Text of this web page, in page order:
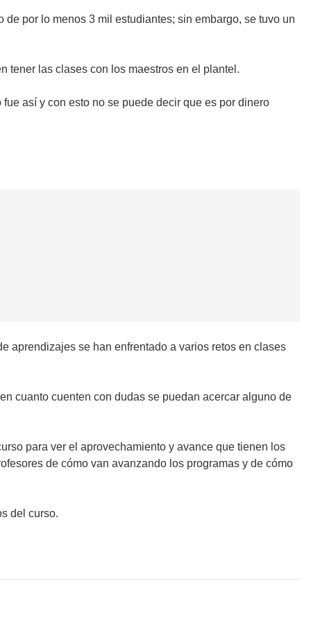
por lo menos 3 mil estudiantes; sin embargo, se tuvo un
tener las clases con los maestros en el plantel.
así y con esto no se puede decir que es por dinero
aprendizajes se han enfrentado a varios retos en clases
cuanto cuenten con dudas se puedan acercar alguno de
para ver el aprovechamiento y avance que tienen los
de cómo van avanzando los programas y de cómo
del curso.